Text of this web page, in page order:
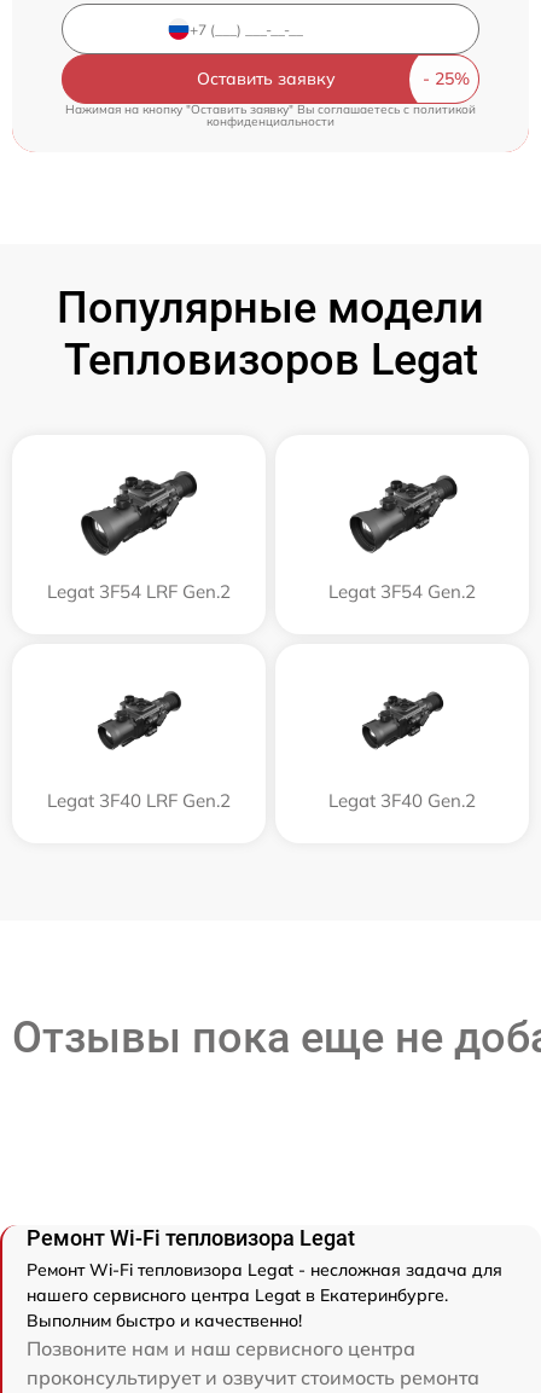
Оставить заявку
Нажимая на кнопку "Оставить заявку" Вы соглашаетесь c политикой
конфиденциальности
Популярные модели
Тепловизоров Legat
Legat 3F54 LRF Gen.2 Legat 3F54 Gen.2
Legat 3F40 LRF Gen.2 Legat 3F40 Gen.2
Отзывы пока еще не
Ремонт Wi-Fi тепловизора Legat
Ремонт Wi-Fi тепловизора Legat - несложная задача для
нашего сервисного центра Legat в Екатеринбурге.
Выполним быстро и качественно!
Позвоните нам и наш сервисного центра
проконсультирует и озвучит стоимость ремонта